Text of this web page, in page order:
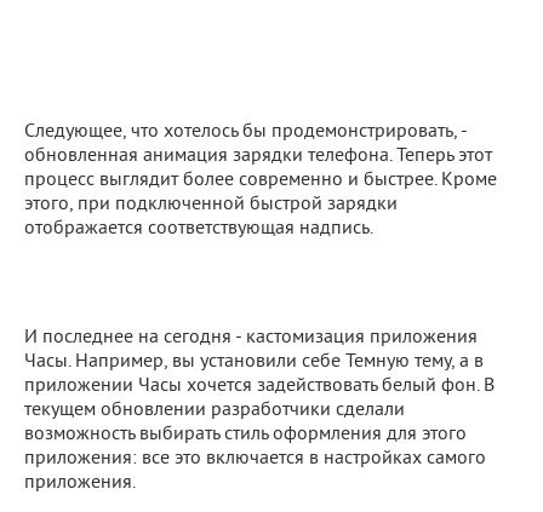
Следующее, что хотелось бы продемонстрировать, -
обновленная анимация зарядки телефона. Теперь этот
процесс выглядит более современно и быстрее. Кроме
этого, при подключенной быстрой зарядки
отображается соответствующая надпись.
И последнее на сегодня - кастомизация приложения
Часы. Например, вы установили себе Темную тему, а в
приложении Часы хочется задействовать белый фон. В
текущем обновлении разработчики сделали
возможность выбирать стиль оформления для этого
приложения: все это включается в настройках самого
приложения.